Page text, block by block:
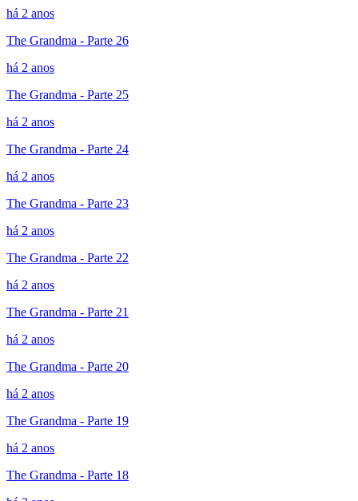
há 2 anos
The Grandma - Parte 26
há 2 anos
The Grandma - Parte 25
há 2 anos
The Grandma - Parte 24
há 2 anos
The Grandma - Parte 23
há 2 anos
The Grandma - Parte 22
há 2 anos
The Grandma - Parte 21
há 2 anos
The Grandma - Parte 20
há 2 anos
The Grandma - Parte 19
há 2 anos
The Grandma - Parte 18